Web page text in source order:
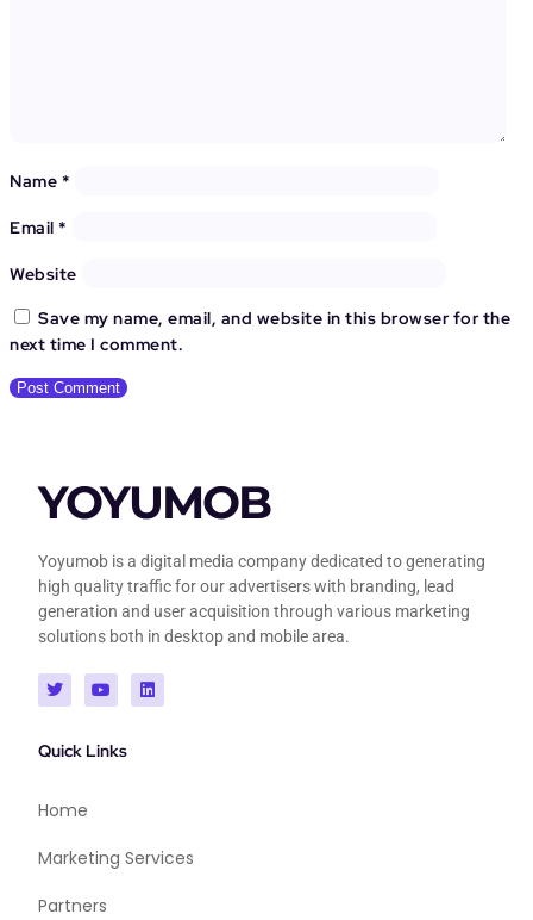
Name *
Email *
Website
Save my name, email, and website in this browser for the
next time I comment.
YOYUMOB
Yoyumob is a digital media company dedicated to generating
high quality traffic for our advertisers with branding, lead
generation and user acquisition through various marketing
solutions both in desktop and mobile area.
Quick Links
Home
Marketing Services
Partners